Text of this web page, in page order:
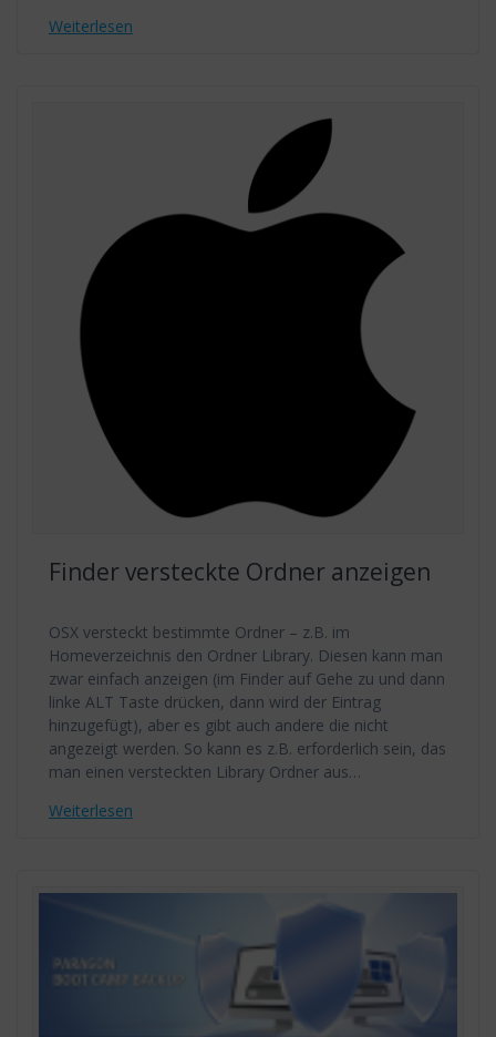
Weiterlesen
Finder versteckte Ordner anzeigen
OSX versteckt bestimmte Ordner – z.B. im
Homeverzeichnis den Ordner Library. Diesen kann man
zwar einfach anzeigen (im Finder auf Gehe zu und dann
linke ALT Taste drücken, dann wird der Eintrag
hinzugefügt), aber es gibt auch andere die nicht
angezeigt werden. So kann es z.B. erforderlich sein, das
man einen versteckten Library Ordner aus…
Weiterlesen